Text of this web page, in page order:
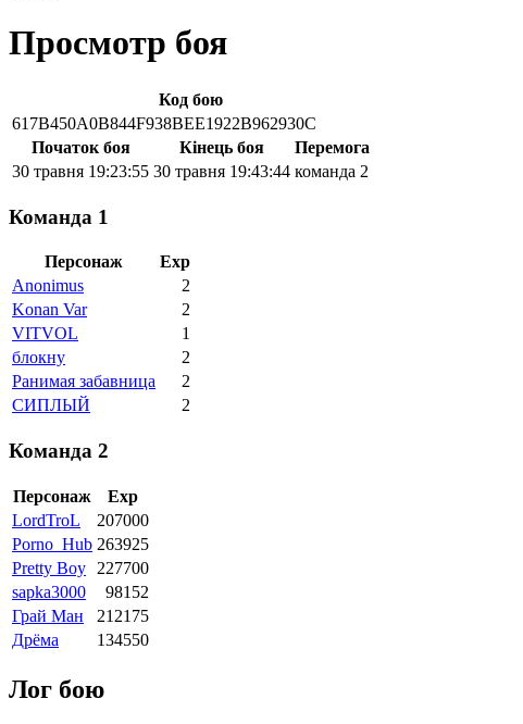
Просмотр боя
Код бою
617B450A0B844F938BEE1922B962930C
Початок боя
Кінець боя
Перемога
30 травня 19:23:55 30 травня 19:43:44 команда 2
Команда 1
Персонаж
Exp
Anonimus
2
Konan Var
2
VITVOL
1
блокну
2
Ранимая забавница
2
СИПЛЫЙ
2
Команда 2
Персонаж
Exp
LordTroL
207000
Porno_Hub 263925
Pretty Boy
227700
sapka3000
98152
Грай Ман
212175
Дрёма
134550
Лог бою